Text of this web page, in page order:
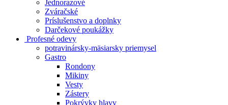
Jednorazové
Zváračské
Príslušenstvo a doplnky
Darčekové poukážky
Profesné odevy
potravinársky-mäsiarsky priemysel
Gastro
Rondony
Mikiny
Vesty
Zástery
Pokrývky hlavy